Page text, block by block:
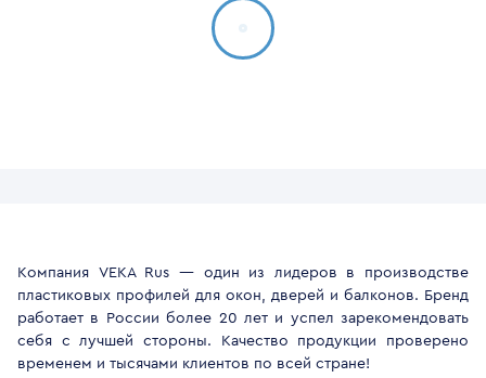
Компания VEKA Rus — один из лидеров в производстве
пластиковых профилей для окон, дверей и балконов. Бренд
работает в России более 20 лет и успел зарекомендовать
себя с лучшей стороны. Качество продукции проверено
временем и тысячами клиентов по всей стране!